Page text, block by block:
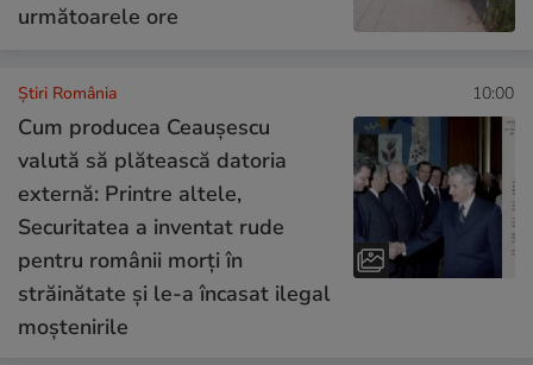
următoarele ore
Știri România 10:00
Cum producea Ceaușescu
valută să plătească datoria
externă: Printre altele,
Securitatea a inventat rude
pentru românii morți în
străinătate și le-a încasat ilegal
moștenirile